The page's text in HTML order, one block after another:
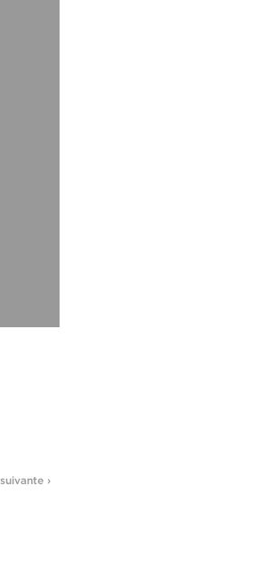
›